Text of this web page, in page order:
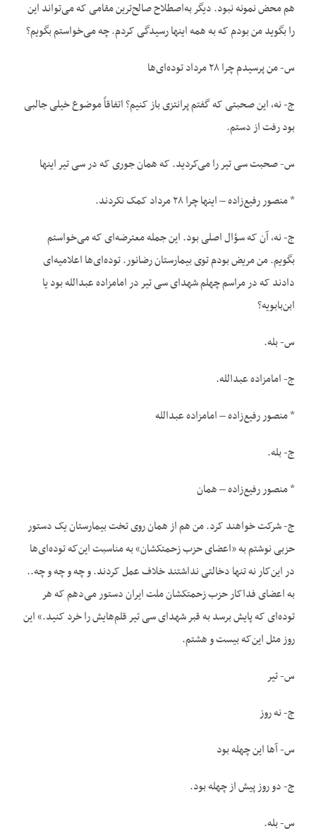
هم محض نمونه نبود. دیگر به‌اصطلاح صالح‌ترین مقامی که می‌تواند این
را بگوید من بودم که به همه اینها رسیدگی کردم. چه می‌خواستم بگویم؟
س- من پرسیدم چرا ۲۸ مرداد توده‌ای‌ها
ج- نه، این صحبتی که گفتم پرانتزی باز کنیم؟ اتفاقاً موضوع خیلی جالبی
بود رفت از دستم.
س- صحبت سی تیر را می‌کردید. که همان جوری که در سی تیر اینها
* منصور رفیع‌زاده – اینها چرا ۲۸ مرداد کمک نکردند.
ج- نه، آن که سؤال اصلی بود. این جمله معترضه‌ای که می‌خواستم
بگویم. من مریض بودم توی بیمارستان رضانور. توده‌ای‌ها اعلامیه‌ای
دادند که در مراسم چهلم شهدای سی تیر در امامزاده عبدالله بود یا
ابن‌بابویه؟
س- بله.
ج- امامزاده عبدالله.
* منصور رفیع‌زاده – امامزاده عبدالله
ج- بله.
* منصور رفیع‌زاده – همان
ج- شرکت خواهند کرد. من هم از همان روی تخت بیمارستان یک دستور
حزبی نوشتم به «اعضای حزب زحمتکشان» به مناسبت این‌که توده‌ای‌ها
در این‌کار نه تنها دخالتی نداشتند خلاف عمل کردند. و چه و چه و چه..
به اعضای فداکار حزب زحمتکشان ملت ایران دستور می‌دهم که هر
توده‌ای که پایش برسد به قبر شهدای سی تیر قلم‌هایش را خرد کنید.» این
روز مثل این‌که بیست و هشتم.
س- تیر
ج- نه روز
س- آها این چهله بود
ج- دو روز پیش از چهله بود.
س- بله.